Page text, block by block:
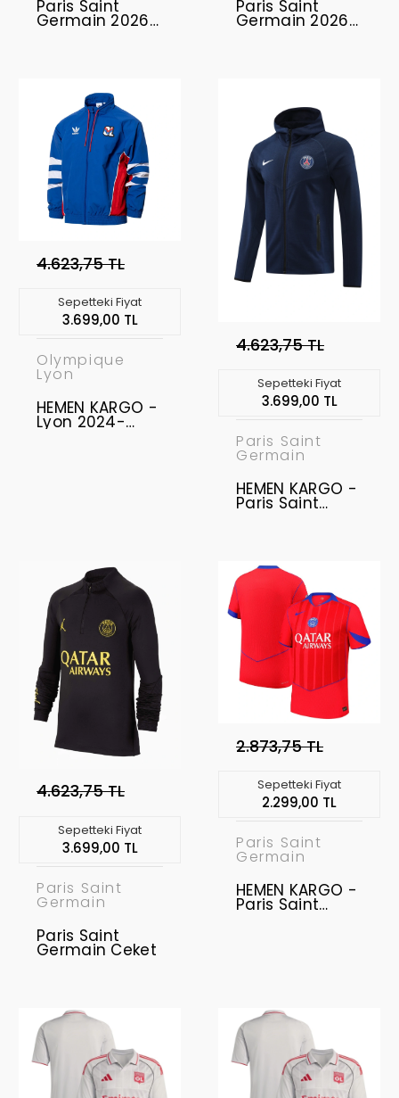
Paris Saint
Germain 2026-
Paris Saint
Germain 2026-
4.623,75 TL
Sepetteki Fiyat
3.699,00 TL
Olympique
Lyon
HEMEN KARGO -
Lyon 2024-
2025 Yağmurluk
4.623,75 TL
Sepetteki Fiyat
3.699,00 TL
Paris Saint
Germain
HEMEN KARGO -
Paris Saint
4.623,75 TL
Sepetteki Fiyat
3.699,00 TL
Paris Saint
Germain
Paris Saint
Germain Ceket
2.873,75 TL
Sepetteki Fiyat
2.299,00 TL
Paris Saint
Germain
HEMEN KARGO -
Paris Saint